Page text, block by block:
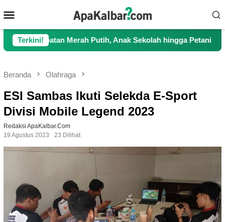
ke
kontenMobile
Terkini!
Merah Putih, Anak Sekolah hingga Petani Kini Kembali
Beranda Olahraga
ESI Sambas Ikuti Selekda E-Sport
Divisi Mobile Legend 2023
Redaksi ApaKalbar.com
19 Agustus 2023
23 Dilihat